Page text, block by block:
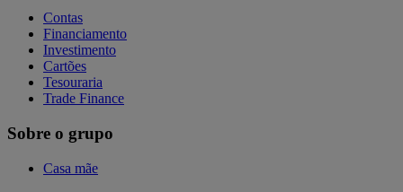
Contas
Financiamento
Investimento
Cartões
Tesouraria
Trade Finance
Sobre o grupo
Casa mãe